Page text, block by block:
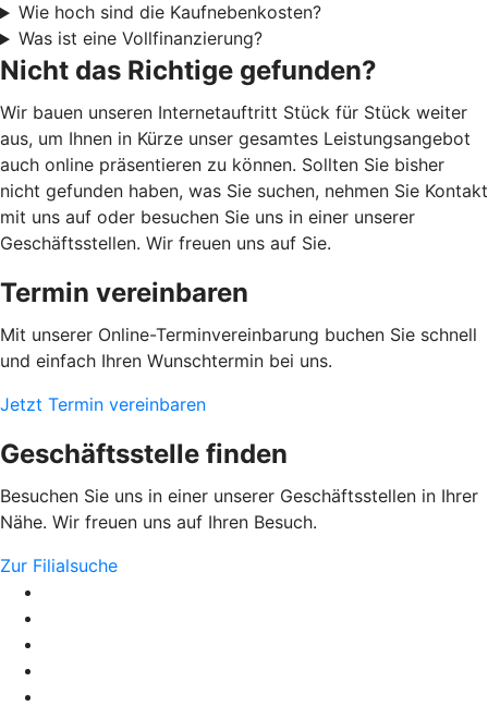
Wie hoch sind die Kaufnebenkosten?
Was ist eine Vollfinanzierung?
Nicht das Richtige gefunden?
Wir bauen unseren Internetauftritt Stück für Stück weiter
aus, um Ihnen in Kürze unser gesamtes Leistungsangebot
auch online präsentieren zu können. Sollten Sie bisher
nicht gefunden haben, was Sie suchen, nehmen Sie Kontakt
mit uns auf oder besuchen Sie uns in einer unserer
Geschäftsstellen. Wir freuen uns auf Sie.
Termin vereinbaren
Mit unserer Online-Terminvereinbarung buchen Sie schnell
und einfach Ihren Wunschtermin bei uns.
Jetzt Termin vereinbaren
Geschäftsstelle finden
Besuchen Sie uns in einer unserer Geschäftsstellen in Ihrer
Nähe. Wir freuen uns auf Ihren Besuch.
Zur Filialsuche